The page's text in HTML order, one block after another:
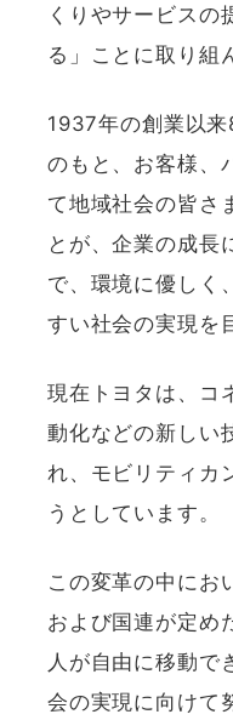
くりやサービスの
る」ことに取り組
1937年の創業以来
のもと、お客様、
て地域社会の皆さ
とが、企業の成長
で、環境に優しく
すい社会の実現を
現在トヨタは、コ
動化などの新しい
れ、モビリティカ
うとしています。
この変革の中にお
および国連が定め
人が自由に移動で
会の実現に向けて